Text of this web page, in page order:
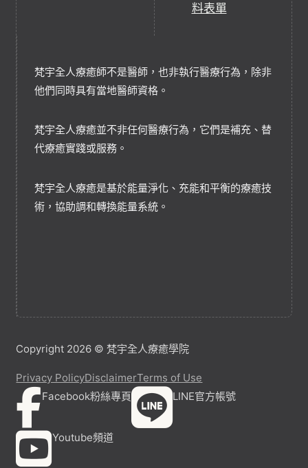
料表單
梵宇全人療癒師不是醫師，也非執行醫療行為，除非
他們同時具有當地醫師資格。
梵宇全人療癒並不非任何醫療行為，它們是補充、替
代療癒實踐或服務。
梵宇全人療癒是基於能量淨化、充能和平衡的療癒技
術，協助調和轉換能量系統。
Copyright 2026 © 梵宇全人療癒學院
Privacy PolicyDisclaimerTerms of Use
Facebook粉絲專頁
LINE官方帳號
Youtube頻道